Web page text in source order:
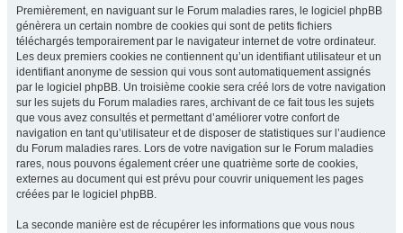
Premièrement, en naviguant sur le Forum maladies rares, le logiciel phpBB
génèrera un certain nombre de cookies qui sont de petits fichiers
téléchargés temporairement par le navigateur internet de votre ordinateur.
Les deux premiers cookies ne contiennent qu’un identifiant utilisateur et un
identifiant anonyme de session qui vous sont automatiquement assignés
par le logiciel phpBB. Un troisième cookie sera créé lors de votre navigation
sur les sujets du Forum maladies rares, archivant de ce fait tous les sujets
que vous avez consultés et permettant d’améliorer votre confort de
navigation en tant qu’utilisateur et de disposer de statistiques sur l’audience
du Forum maladies rares. Lors de votre navigation sur le Forum maladies
rares, nous pouvons également créer une quatrième sorte de cookies,
externes au document qui est prévu pour couvrir uniquement les pages
créées par le logiciel phpBB.
La seconde manière est de récupérer les informations que vous nous